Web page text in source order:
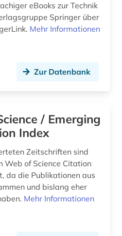
polymerer werkstoff (1)
polymerwerkstoff (1)
eBooks zur Technik
Springer über
Mehr Informationen
Zur Datenbank
/ Emerging
Index
Zeitschriften sind
Web of Science Citation
da die Publikationen aus
und bislang eher
Mehr Informationen